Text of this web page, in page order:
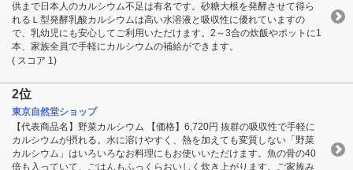
供まで日本人のカルシウム不足は有名です。砂糖大根を発酵させて得ら
れるＬ型発酵乳酸カルシウムは高い水溶液と吸収性に優れていますの
で、乳幼児にも安心してご利用いただけます。2～3合の炊飯やポットに1
本、家族全員で手軽にカルシウムの補給ができます。
( スコア 1)
2位
東京自然堂ショップ
【代表商品名】野菜カルシウム 【価格】6,720円 抜群の吸収性で手軽に
カルシウムが摂れる。水に溶けやすく、熱を加えても変質しない「野菜
カルシウム」はいろいろなお料理にもお使いいただけます。魚の骨の40
倍も入っていて、ごはんもふっくらおいしく炊き上がります。ご家族み